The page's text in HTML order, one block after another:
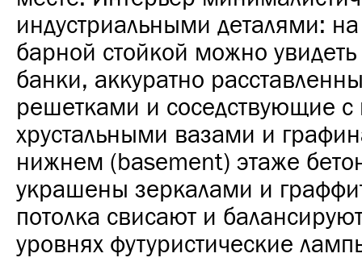
индустриальными деталями:
барной стойкой можно
банки, аккуратно
решетками и соседствующие
хрустальными вазами и
нижнем (basement) этаже
украшены зеркалами и
потолка свисают и
уровнях футуристические